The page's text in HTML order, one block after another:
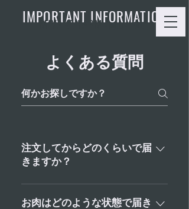
MIYAKE FARM -岡山-
IMPORTANT INFORMATION
よくある質問
注文してからどのくらいで届
きますか？
より新鮮なお肉をお召し上がり
いただくため、次営業日に発送
お肉はどのような状態で届き